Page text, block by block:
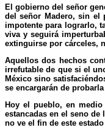
El gobierno del señor
del señor Madero, sin el
impotente para lograrlo,
viva y seguirá
extinguirse por cárceles,
Aquellos dos hechos
irrefutable de que si el
México sino
se encargarán de
Hoy el pueblo, en
estancadas en el seno
no ve el fin de este